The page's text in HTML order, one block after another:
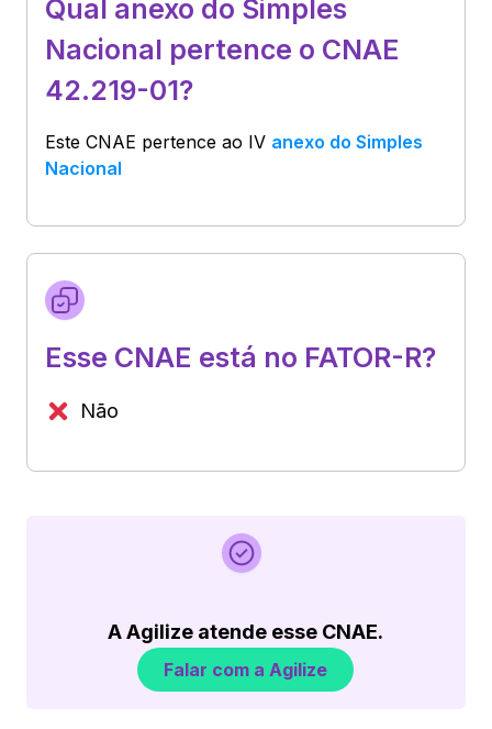
Qual anexo do Simples
Nacional pertence o CNAE
42.219-01?
Este CNAE pertence ao IV anexo do Simples
Nacional
Esse CNAE está no FATOR-R?
Não
A Agilize atende esse CNAE.
Falar com a Agilize